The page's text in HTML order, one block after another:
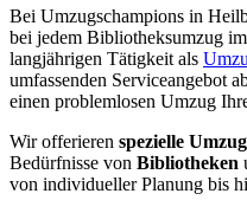
Bei Umzugschampions in
bei jedem Bibliotheksumzug
langjährigen Tätigkeit als
umfassenden Serviceangebot
einen problemlosen Umzug
Wir offerieren spezielle
Bedürfnisse von Bibliotheken
von individueller Planung bis